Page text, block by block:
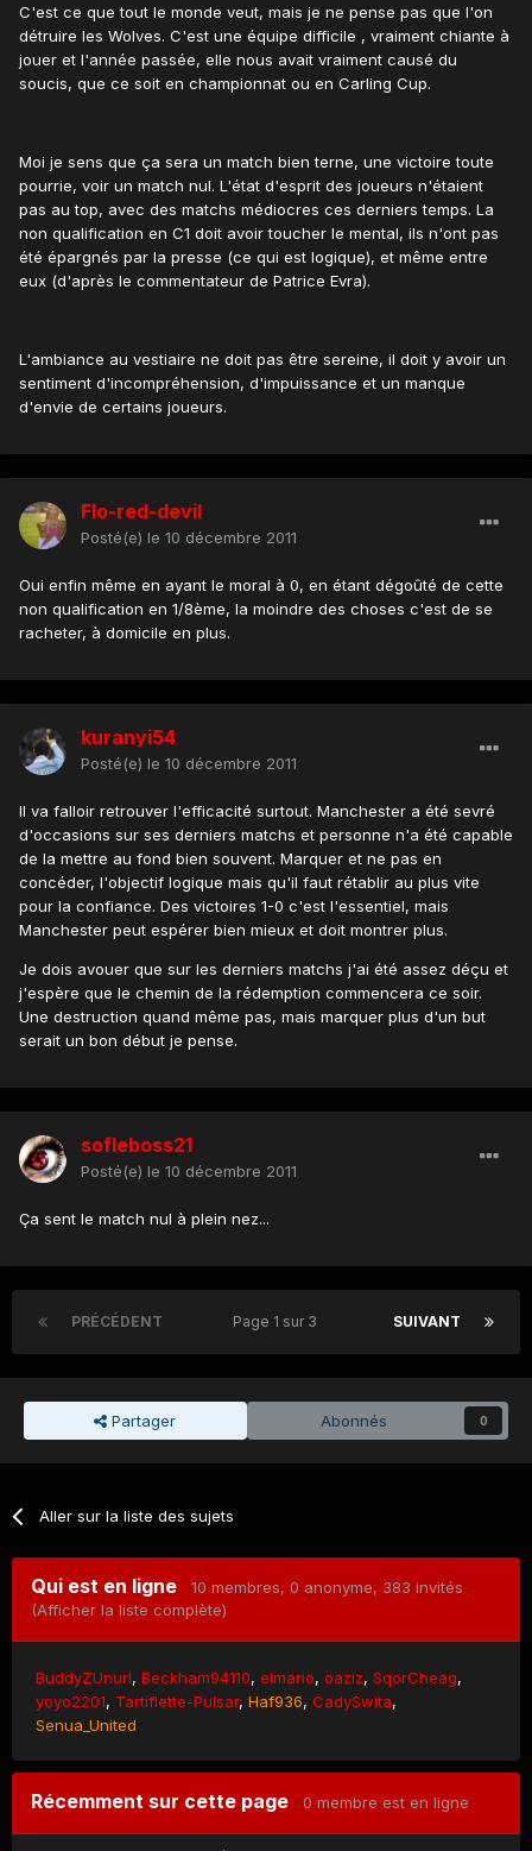
C'est ce que tout le monde veut, mais je ne pense pas que l'on
détruire les Wolves. C'est une équipe difficile , vraiment chiante à
jouer et l'année passée, elle nous avait vraiment causé du
soucis, que ce soit en championnat ou en Carling Cup.
Moi je sens que ça sera un match bien terne, une victoire toute
pourrie, voir un match nul. L'état d'esprit des joueurs n'étaient
pas au top, avec des matchs médiocres ces derniers temps. La
non qualification en C1 doit avoir toucher le mental, ils n'ont pas
été épargnés par la presse (ce qui est logique), et même entre
eux (d'après le commentateur de Patrice Evra).
L'ambiance au vestiaire ne doit pas être sereine, il doit y avoir un
sentiment d'incompréhension, d'impuissance et un manque
d'envie de certains joueurs.
Flo-red-devil
Posté(e) le 10 décembre 2011
Oui enfin même en ayant le moral à 0, en étant dégoûté de cette
non qualification en 1/8ème, la moindre des choses c'est de se
racheter, à domicile en plus.
kuranyi54
Posté(e) le 10 décembre 2011
Il va falloir retrouver l'efficacité surtout. Manchester a été sevré
d'occasions sur ses derniers matchs et personne n'a été capable
de la mettre au fond bien souvent. Marquer et ne pas en
concéder, l'objectif logique mais qu'il faut rétablir au plus vite
pour la confiance. Des victoires 1-0 c'est l'essentiel, mais
Manchester peut espérer bien mieux et doit montrer plus.
Je dois avouer que sur les derniers matchs j'ai été assez déçu et
j'espère que le chemin de la rédemption commencera ce soir.
Une destruction quand même pas, mais marquer plus d'un but
serait un bon début je pense.
sofleboss21
Posté(e) le 10 décembre 2011
Ça sent le match nul à plein nez...
PRÉCÉDENT SUIVANT
Page 1 sur 3
Partager Abonnés 0
Aller sur la liste des sujets
Qui est en ligne 10 membres, 0 anonyme, 383 invités
(Afficher la liste complète)
BuddyZUnurl Beckham94110 elmario oaziz SqorCheag
yoyo2201
Tartiflette-Pulsar Haf936 CadySwita
Senua_United
Récemment sur cette page 0 membre est en ligne